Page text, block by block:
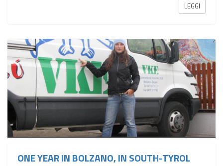
LEGGI
ONE YEAR IN BOLZANO, IN SOUTH-TYROL